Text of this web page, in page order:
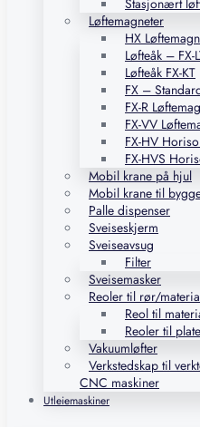
Stasjonært
Løftemagneter
HX
Løfteåk – FX-
Løfteåk FX-KT
FX –
FX-R
FX-VV
FX-HV
FX-HVS
Mobil krane på hjul
Mobil krane til
Palle dispenser
Sveiseskjerm
Sveiseavsug
Filter
Sveisemasker
Reoler til rør/
Reol til
Reoler til
Vakuumløfter
Verkstedskap til
CNC maskiner
Utleiemaskiner